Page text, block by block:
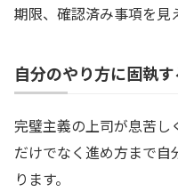
期限、確認済み事項を見
自分のやり方に固執す
完璧主義の上司が息苦
だけでなく進め方まで自
ります。